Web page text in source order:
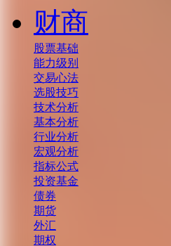
财商
股票基础
能力级别
交易心法
选股技巧
技术分析
基本分析
行业分析
宏观分析
指标公式
投资基金
债券
期货
外汇
期权